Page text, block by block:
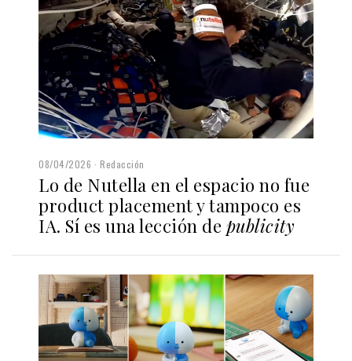
08/04/2026 Redacción
Lo de Nutella en el espacio no fue
product placement y tampoco es
IA. Sí es una lección de publicity